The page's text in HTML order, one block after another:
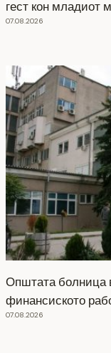
гест кон младиот
07.08.2026
Општата болница
финансиското
07.08.2026